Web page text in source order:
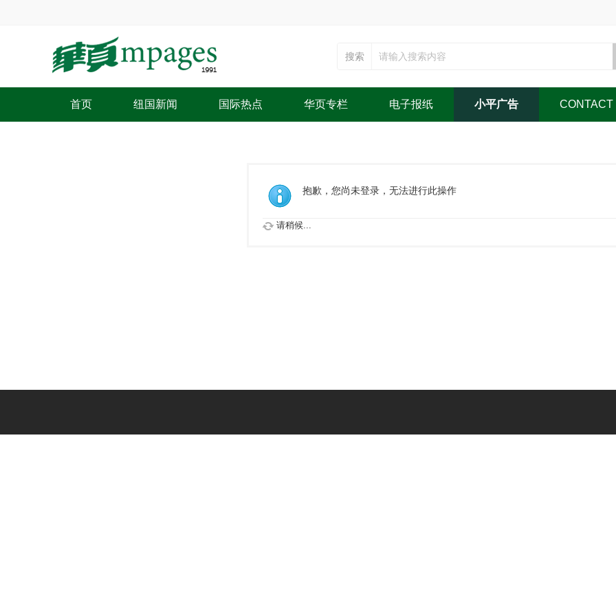
搜索
首页 纽国新闻 国际热点 华页专栏 电子报纸 小平广告 CONTACT
抱歉，您尚未登录，无法进行此操作
请稍候...